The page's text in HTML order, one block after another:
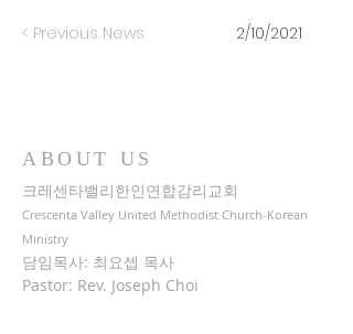
< Previous News 2/10/2021
ABOUT US
크레센타밸리한인연합감리교회
Crescenta Valley United Methodist Church-Korean
Ministry
담임목사: 최요셉 목사
Pastor: Rev. Joseph Choi